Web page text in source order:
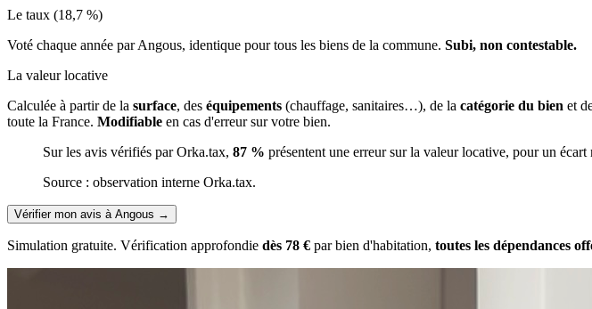
Le taux (18,7 %)
Voté chaque année par Angous, identique pour tous les biens de la commune. Subi, non contestable.
La valeur locative
Calculée à partir de la surface, des équipements (chauffage, sanitaires…), de la catégorie du bien et
toute la France. Modifiable en cas d'erreur sur votre bien.
Sur les avis vérifiés par Orka.tax, 87 % présentent une erreur sur la valeur locative, pour un
Source : observation interne Orka.tax.
Vérifier mon avis à Angous →
Simulation gratuite. Vérification approfondie dès 78 € par bien d'habitation, toutes les dépendances